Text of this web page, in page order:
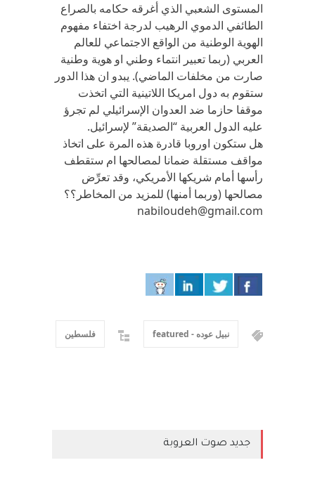
المستوى الشعبي الذي أغرقه حكامه بالصراع
الطائفي الدموي الرهيب لدرجة اختفاء مفهوم
الهوية الوطنية من الواقع الاجتماعي للعالم
العربي (ربما تعبير انتماء وطني او هوية وطنية
صارت من مخلفات الماضي). يبدو ان هذا الدور
ستقوم به دول امريكا اللاتينية التي اتخذت
موقفا حازما ضد العدوان الإسرائيلي لم تجرؤ
عليه الدول العربية “الصديقة” لإسرائيل.
هل ستكون اوروبا قادرة هذه المرة على اتخاذ
مواقف مستقلة ضمانا لمصالحها ام ستقطف
رأسها أمام شريكها الأمريكي، وقد تعرِّض
مصالحها (وربما أمنها) للمزيد من المخاطر؟؟
nabiloudeh@gmail.com
نبيل عوده - featured فلسطين
جديد صوت العروبة